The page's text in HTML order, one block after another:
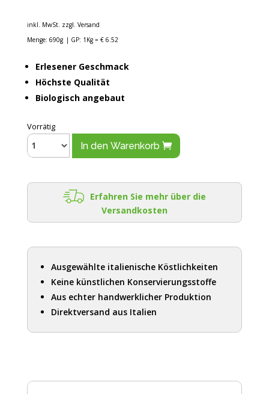
inkl. MwSt. zzgl. Versand
Menge: 690g | GP: 1Kg = € 6.52
Erlesener Geschmack
Höchste Qualität
Biologisch angebaut
Vorrätig
In den Warenkorb
Erfahren Sie mehr über die
Versandkosten
Ausgewählte italienische Köstlichkeiten
Keine künstlichen Konservierungsstoffe
Aus echter handwerklicher Produktion
Direktversand aus Italien